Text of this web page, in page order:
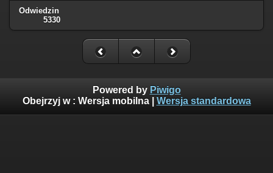
Odwiedzin
5330
Powered by Piwigo
Obejrzyj w : Wersja mobilna| Wersja standardowa